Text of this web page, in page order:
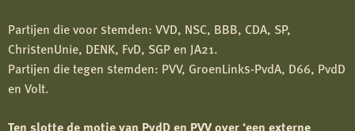
Partijen die voor stemden: VVD, NSC, BBB, CDA, SP,
ChristenUnie, DENK, FvD, SGP en JA21.
Partijen die tegen stemden: PVV, GroenLinks-PvdA, D66, PvdD
en Volt.
Ten slotte de motie van PvdD en PVV over ‘een externe